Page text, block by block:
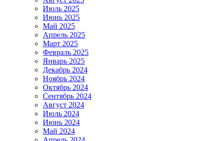
Июль 2025
Июнь 2025
Май 2025
Апрель 2025
Март 2025
Февраль 2025
Январь 2025
Декабрь 2024
Ноябрь 2024
Октябрь 2024
Сентябрь 2024
Август 2024
Июль 2024
Июнь 2024
Май 2024